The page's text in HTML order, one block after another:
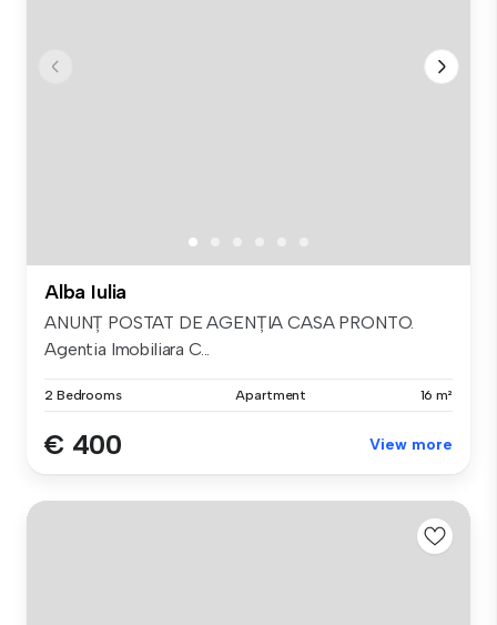
Alba Iulia
ANUNȚ POSTAT DE AGENȚIA CASA PRONTO.
Agentia Imobiliara C...
2 Bedrooms Apartment 16 m²
€ 400 View more